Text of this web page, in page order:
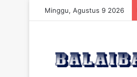
Minggu, Agustus 9 2026